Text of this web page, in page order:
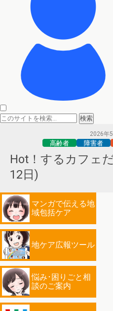
2026年
高齢者 障害者
Hot！するカフェ
12日)
マンガで伝える地
域包括ケア
地ケア広報ツール
悩み･困りごと相
談のご案内